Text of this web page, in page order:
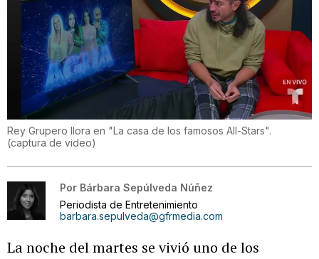
Rey Grupero llora en "La casa de los famosos All-Stars".
(captura de video)
Por Bárbara Sepúlveda Núñez
Periodista de Entretenimiento
barbara.sepulveda@gfrmedia.com
La noche del martes se vivió uno de los